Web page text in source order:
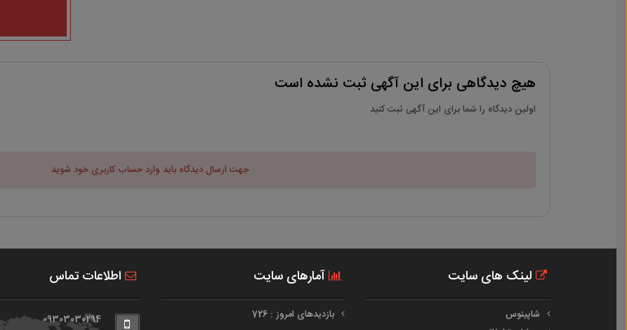
هیچ دیدگاهی برای این آگهی ثبت نشده است
اولین دیدگاه را شما برای این آگهی ثبت کنید
جهت ارسال دیدگاه باید وارد حساب کاربری خود شوید
لینک های سایت
شاپینوس
آمارهای سایت
بازدیدهای امروز : 726
اطلاعات تماس
09303030294